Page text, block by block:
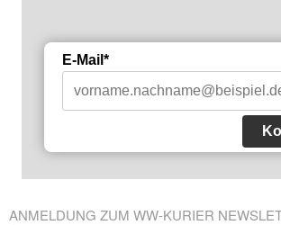
E-Mail*
ANMELDUNG ZUM WW-KURIER